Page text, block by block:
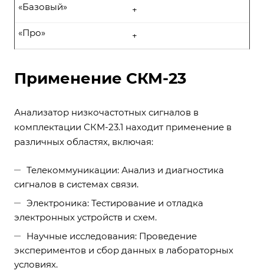
+
«Базовый»
+
«Про»
Применение СКМ-23
Анализатор низкочастотных сигналов в
комплектации СКМ-23.1 находит применение в
различных областях, включая:
Телекоммуникации: Анализ и диагностика
сигналов в системах связи.
Электроника: Тестирование и отладка
электронных устройств и схем.
Научные исследования: Проведение
экспериментов и сбор данных в лабораторных
условиях.